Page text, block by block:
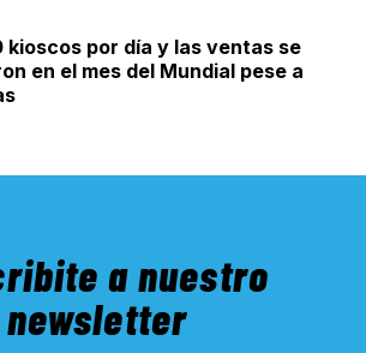
kioscos por día y las ventas se
en el mes del Mundial pese a
a nuestro
newsletter